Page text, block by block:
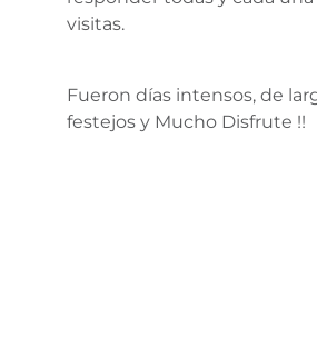
visitas.
Fueron días intensos, de
festejos y Mucho Disfrute !!